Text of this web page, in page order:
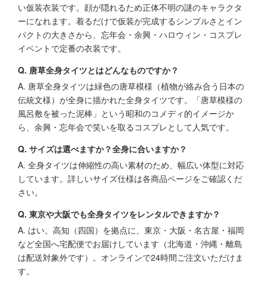
い仮装衣装です。顔が隠れるため正体不明の謎のキャラクタ
ーになれます。着るだけで仮装が完成するシンプルさとイン
パクトの大きさから、忘年会・余興・ハロウィン・コスプレ
イベントで定番の衣装です。
Q. 唐草全身タイツとはどんなものですか？
A. 唐草全身タイツは緑色の唐草模様（植物が絡み合う日本の
伝統文様）が全身に描かれた全身タイツです。「唐草模様の
風呂敷を被った泥棒」という昭和のコメディ的イメージか
ら、余興・忘年会で笑いを取るコスプレとして人気です。
Q. サイズは選べますか？全身に合いますか？
A. 全身タイツは伸縮性の高い素材のため、幅広い体型に対応
しています。詳しいサイズ仕様は各商品ページをご確認くだ
さい。
Q. 東京や大阪でも全身タイツをレンタルできますか？
A. はい。高知（四国）を拠点に、東京・大阪・名古屋・福岡
など全国へ宅配便でお届けしています（北海道・沖縄・離島
は配送対象外です）。オンラインで24時間ご注文いただけま
す。